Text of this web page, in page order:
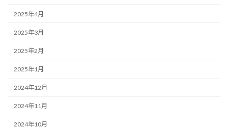
2025年4月
2025年3月
2025年2月
2025年1月
2024年12月
2024年11月
2024年10月